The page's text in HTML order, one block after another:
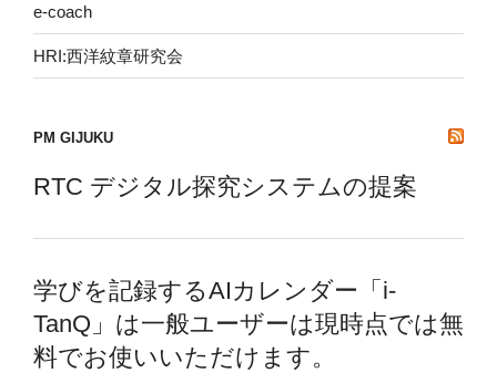
e-coach
HRI:西洋紋章研究会
PM GIJUKU
RTC デジタル探究システムの提案
学びを記録するAIカレンダー「i-
TanQ」は一般ユーザーは現時点では無
料でお使いいただけます。